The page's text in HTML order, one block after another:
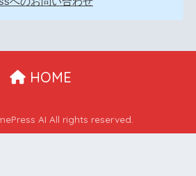
HOME
AI All rights reserved.